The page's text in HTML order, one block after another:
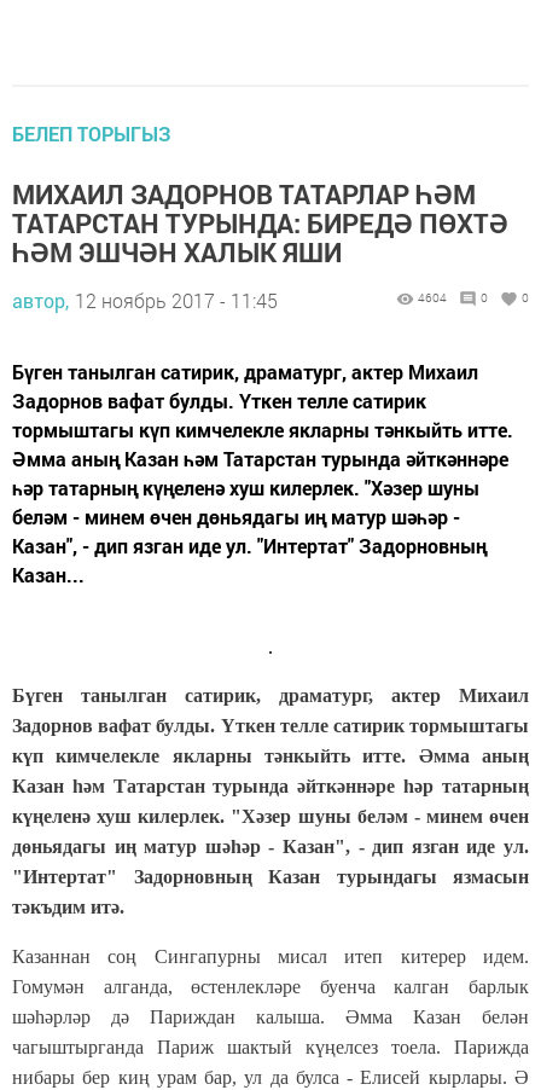
БЕЛЕП ТОРЫГЫЗ
МИХАИЛ ЗАДОРНОВ ТАТАРЛАР ҺӘМ
ТАТАРСТАН ТУРЫНДА: БИРЕДӘ ПӨХТӘ
ҺӘМ ЭШЧӘН ХАЛЫК ЯШИ
автор, 12 ноябрь 2017 - 11:45 4604 0 0
Бүген танылган сатирик, драматург, актер Михаил
Задорнов вафат булды. Үткен телле сатирик
тормыштагы күп кимчелекле якларны тәнкыйть итте.
Әмма аның Казан һәм Татарстан турында әйткәннәре
һәр татарның күңеленә хуш килерлек. "Хәзер шуны
беләм - минем өчен дөньядагы иң матур шәһәр -
Казан", - дип язган иде ул. "Интертат" Задорновның
Казан...
Бүген танылган сатирик, драматург, актер Михаил
Задорнов вафат булды. Үткен телле сатирик тормыштагы
күп кимчелекле якларны тәнкыйть итте. Әмма аның
Казан һәм Татарстан турында әйткәннәре һәр татарның
күңеленә хуш килерлек. "Хәзер шуны беләм - минем өчен
дөньядагы иң матур шәһәр - Казан", - дип язган иде ул.
"Интертат" Задорновның Казан турындагы язмасын
тәкъдим итә.
Казаннан соң Сингапурны мисал итеп китерер идем.
Гомумән алганда, өстенлекләре буенча калган барлык
шәһәрләр дә Париждан калыша. Әмма Казан белән
чагыштырганда Париж шактый күңелсез тоела. Парижда
нибары бер киң урам бар, ул да булса - Елисей кырлары. Ә